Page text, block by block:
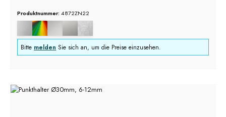
Produktnummer: 4872ZN22
Bitte melden Sie sich an, um die Preise einzusehen.